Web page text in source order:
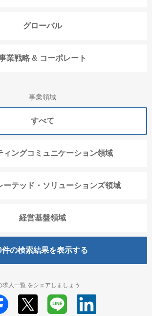
グローバル
業戦略 & コーポレート
事業領域
すべて
ィングコミュニケーション領域
ーテッド・ソリューションズ領域
経営基盤領域
件の検索結果を表示する
人一覧 をシェアしましょう